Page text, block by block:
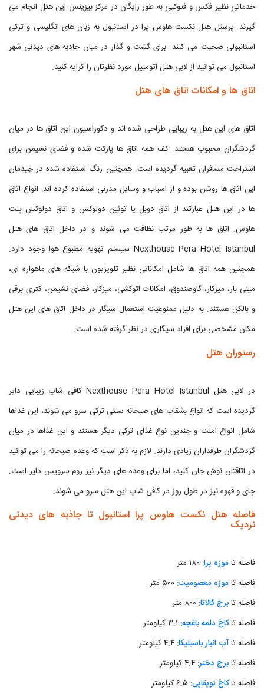
خدماتی نظیر فکس و فتوکپی به طور رایگان در مرکز بیزینس این هتل انجام می
گیرند. پرسنل هتل نکست هاوس پرا در استانبول به زبان های انگلیسی و ترکی
استانبولی صحبت می کنند. برای گشت و گذار در میان جاذبه های دیدنی شهر
استانبول می توانید از لابی هتل اتومبیل مورد نظرتان را کرایه کنید.
اتاق ها و امکانات اتاق های هتل
اتاق های این هتل به زیبایی طراحی شده اند و دکوراسیون این اتاق ها در میان
گردشگران محبوب هستند. کف همه اتاق ها پارکت شده و فضای نشیمن برای
استراحت مسافران تعبیه گردیده است. همچنین رنگ استفاده شده در چیدمان
این اتاق ها روشن بوده و از اسباب و وسایل مدرنی استفاده کرده اند. انواع اتاق
ها در این هتل عبارتند از اتاق دوبل یا توئين دولوکس و اتاق دولوکس پنت
هاوس. اتاق ها به طور مرتب نظافت می شوند و در داخل اتاق های هتل
Nexthouse Pera Hotel Istanbul سیستم تهویه مطبوع هوا وجود دارد.
همچنین همه اتاق ها شامل امکاناتی نظیر تلویزیون با شبکه های ماهواره ای،
مینی بار، میزکار، گاوصندوق، امکانات اتوکشی، میزکار، فضای نشیمن، کتری برقی
و بالکن هستند. به دلیل ممنوعیت استعمال سیگار در داخل اتاق های این هتل
مکان مشخصی برای افراد سیگاری در نظر گرفته شده است.
رستوران هتل
در لابی هتل Nexthouse Pera Hotel Istanbul کافی شاپ زیبایی دایر
گردیده است که انواع بشقاب های صبحانه سنتی ترکی سرو می شوند، این غذاها
شامل انواع املت و چندین نوع غذای ترکی دیگر هستند و این غذاها در میان
گردشگران طرفداران زیادی دارند. لازم به ذکر است که وعده صبحانه را می توانید
در اتاقتان نوش جان کنید، اما برای وعده های دیگر نیز روم سرویس دایر است.
چای و قهوه نیز در طول روز در کافی شاپ این هتل سرو می شوند.
فاصله هتل نکست هاوس پرا استانبول تا جاذبه های دیدنی
نزدیک
فاصله تاموزه پرا: ۱۸۰ متر
فاصله تاموزه معصومیت: ۵۰۰ متر
فاصله تابرج گالاتا: ۸۰۰ متر
فاصله تاکاخ دلمه باغچه: ۳.۱ کیلومتر
فاصله تاآب انبار باسیلیکا: ۴.۴ کیلومتر
فاصله تابرج دختر: ۴.۴ کیلومتر
فاصله تاکاخ توپقاپی: ۶.۵ کیلومتر